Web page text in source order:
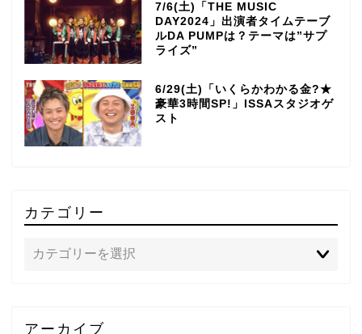
7/6(土)「THE MUSIC
DAY2024」出演者タイムテーブ
ルDA PUMPは？テーマは”サプ
ライズ”
6/29(土)「いくらかわかる金?★
豪華3時間SP!」ISSAスタジオゲ
スト
カテゴリー
アーカイブ